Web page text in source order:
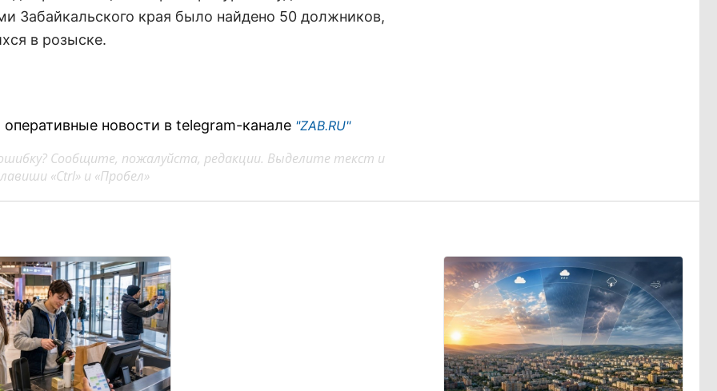
Забайкальского края было найдено 50 должников,
в розыске.
новости в telegram-канале "ZAB.RU"
Сообщите, пожалуйста, редакции. Выделите текст и
«Ctrl» и «Пробел»